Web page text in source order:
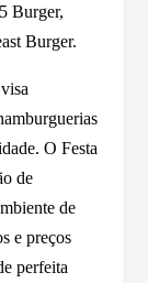
Burger,
Burger.
O Festa
de
de
e preços
perfeita